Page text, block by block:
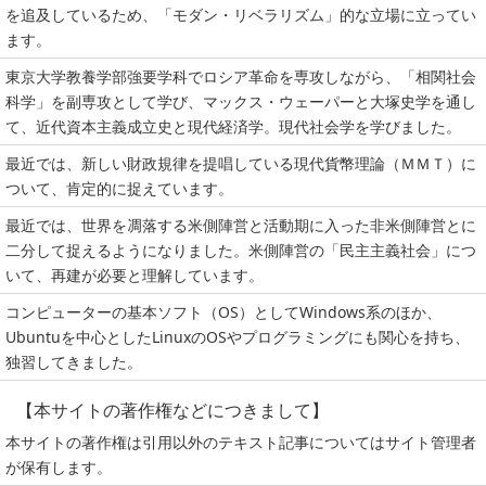
を追及しているため、「モダン・リベラリズム」的な立場に立ってい
ます。
東京大学教養学部強要学科でロシア革命を専攻しながら、「相関社会
科学」を副専攻として学び、マックス・ウェーパーと大塚史学を通し
て、近代資本主義成立史と現代経済学。現代社会学を学びました。
最近では、新しい財政規律を提唱している現代貨幣理論（ＭＭＴ）に
ついて、肯定的に捉えています。
最近では、世界を凋落する米側陣営と活動期に入った非米側陣営とに
二分して捉えるようになりました。米側陣営の「民主主義社会」につ
いて、再建が必要と理解しています。
コンピューターの基本ソフト（OS）としてWindows系のほか、
Ubuntuを中心としたLinuxのOSやプログラミングにも関心を持ち、
独習してきました。
【本サイトの著作権などにつきまして】
本サイトの著作権は引用以外のテキスト記事についてはサイト管理者
が保有します。